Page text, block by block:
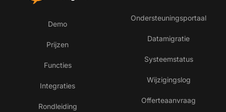
Demo
Prijzen
Functies
Integraties
Rondleiding
Ondersteuningsportaal
Datamigratie
Systeemstatus
Wijzigingslog
Offerteaanvraag